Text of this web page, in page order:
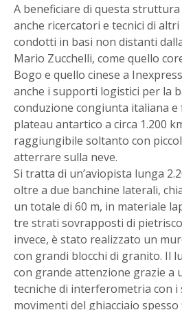
A beneficiare di questa
anche ricercatori e tecnici di
condotti in basi non distanti
Mario Zucchelli, come quello
Bogo e quello cinese a
anche i supporti logistici per la
conduzione congiunta italiana e
plateau antartico a circa 1.200
raggiungibile soltanto con
atterrare sulla neve.
Si tratta di un’aviopista lunga
oltre a due banchine laterali,
un totale di 60 m, in materiale
tre strati sovrapposti di
invece, è stato realizzato un
con grandi blocchi di granito. Il
con grande attenzione grazie a
tecniche di interferometria con i
movimenti del ghiacciaio